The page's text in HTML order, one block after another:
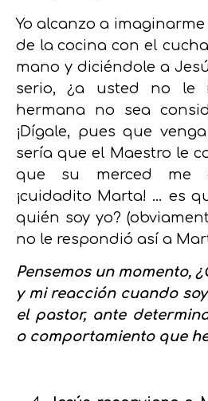
Yo alcanzo a
de la cocina con el
mano y diciéndole a
serio, ¿a usted no le
hermana no sea
¡Dígale, pues que
sería que el Maestro le
que su merced me
¡cuidadito Marta! … es
quién soy yo?
no le respondió así a
Pensemos un momento,
y mi reacción cuando
el pastor, ante
o comportamiento que